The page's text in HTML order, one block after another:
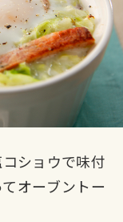
ショウで味付
オーブントー